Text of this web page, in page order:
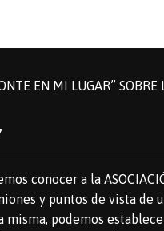
EN MI LUGAR”
conocer a la
y puntos de vista de
misma, podemos